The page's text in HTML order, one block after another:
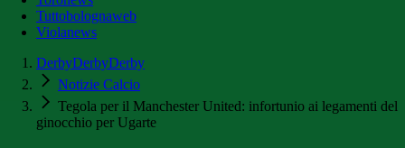
Tuttobolognaweb
Violanews
DerbyDerbyDerby
Notizie Calcio
Tegola per il Manchester United: infortunio ai legamenti del
ginocchio per Ugarte